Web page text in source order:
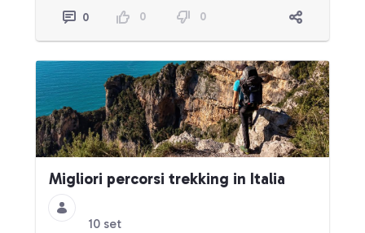
0 0 0
Migliori percorsi trekking in Italia
10 set